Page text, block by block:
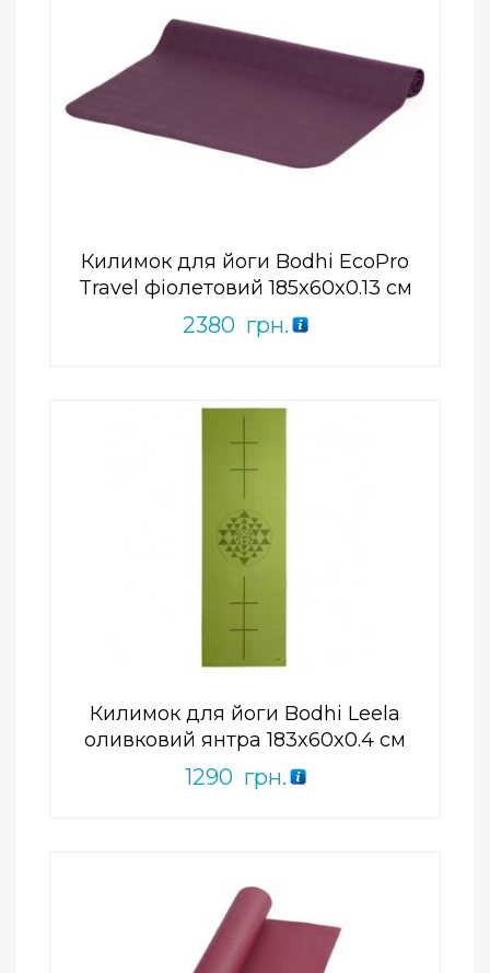
Килимок для йоги Bodhi EcoPro
Travel фіолетовий 185x60x0.13 см
2380 грн.
Килимок для йоги Bodhi Leela
оливковий янтра 183x60x0.4 см
1290 грн.
ПРИДБАТИ
Add to Wishlist